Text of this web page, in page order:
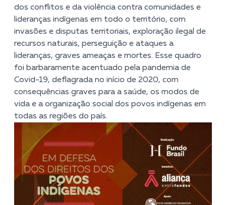
dos conflitos e da violência contra comunidades e
lideranças indígenas em todo o território, com
invasões e disputas territoriais, exploração ilegal de
recursos naturais, perseguição e ataques a
lideranças, graves ameaças e mortes. Esse quadro
foi barbaramente acentuado pela pandemia de
Covid-19, deflagrada no início de 2020, com
consequências graves para a saúde, os modos de
vida e a organização social dos povos indígenas em
todas as regiões do país.